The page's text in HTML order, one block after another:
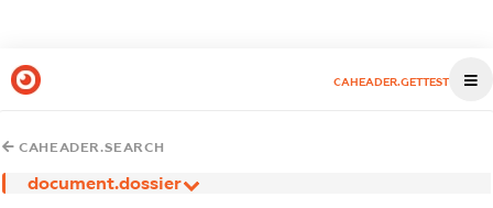
CAHEADER.GETTEST
CAHEADER.SEARCH
document.dossier